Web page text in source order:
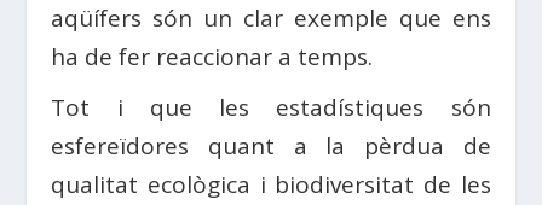
aqüífers són un clar exemple que ens
ha de fer reaccionar a temps.
Tot i que les estadístiques són
esfereïdores quant a la pèrdua de
qualitat ecològica i biodiversitat de les